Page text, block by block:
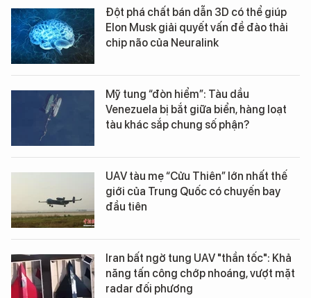
Đột phá chất bán dẫn 3D có thể giúp
Elon Musk giải quyết vấn đề đào thải
chip não của Neuralink
Mỹ tung “đòn hiểm”: Tàu dầu
Venezuela bị bắt giữa biển, hàng loạt
tàu khác sắp chung số phận?
UAV tàu mẹ “Cửu Thiên” lớn nhất thế
giới của Trung Quốc có chuyến bay
đầu tiên
Iran bất ngờ tung UAV "thần tốc": Khả
năng tấn công chớp nhoáng, vượt mặt
radar đối phương